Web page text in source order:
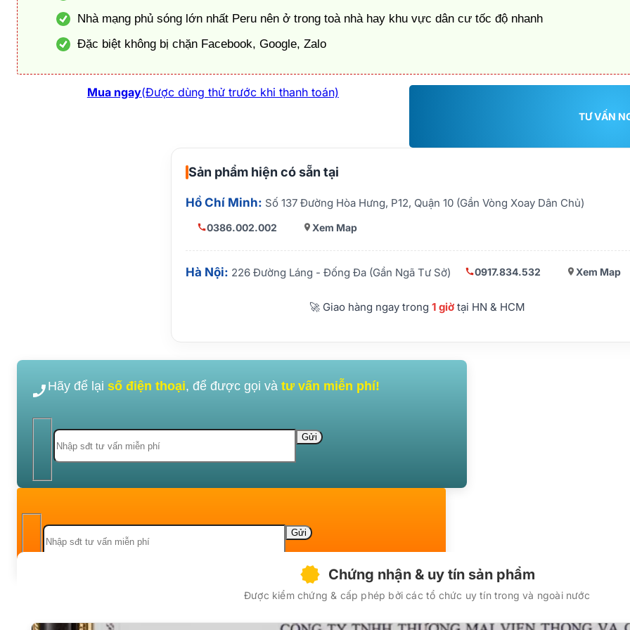
Nhà mạng phủ sóng lớn nhất Peru nên ở trong toà nhà hay khu vực dân cư tốc độ nhanh
Đặc biệt không bị chặn Facebook, Google, Zalo
Mua ngay(Được dùng thử trước khi thanh toán)
TƯ VẤN
Sản phẩm hiện có sẵn tại
Hồ Chí Minh: Số 137 Đường Hòa Hưng, P12, Quận 10 (Gần Vòng Xoay Dân Chủ)
0386.002.002 Xem Map
Hà Nội: 226 Đường Láng - Đống Đa (Gần Ngã Tư Sở) 0917.834.532 Xem Map
🚀 Giao hàng ngay trong 1 giờtại HN & HCM
Hãy để lại số điện thoại, để được gọi và tư vấn miễn phí!
Chứng nhận & uy tín sản phẩm
Được kiểm chứng & cấp phép bởi các tổ chức uy tín trong và ngoài nước